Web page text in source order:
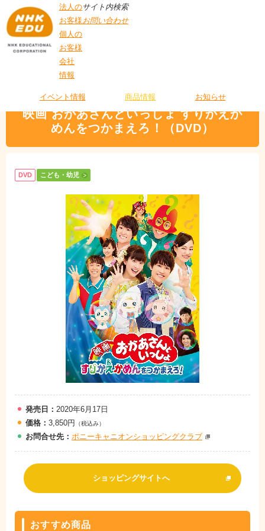
法人の
お客様
個人の
お客様
会社
情報
サイト内検索
お問い合わせ
イベント情報 商品情報 お知らせ
かまえろ！（DVD）
映画 おかあさんといっしょ すりかえか
めんをつかまえろ！（DVD）
DVD こども・幼児
発売日： 2020年6月17日
価格： 3,850円 （税込み）
お問合せ先： ポニーキャニオンショッピングクラブ
ショッピングサイトへ
おすすめ商品